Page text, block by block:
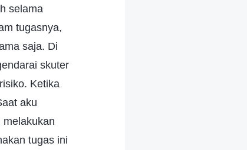
selama
tugasnya,
saja. Di
skuter
Ketika
aku
melakukan
tugas ini